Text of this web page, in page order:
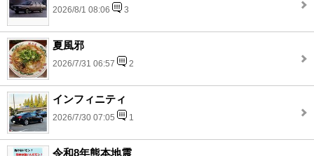
2026/8/1 08:06 3
夏風邪
2026/7/31 06:57 2
インフィニティ
2026/7/30 07:05 1
令和8年熊本地震